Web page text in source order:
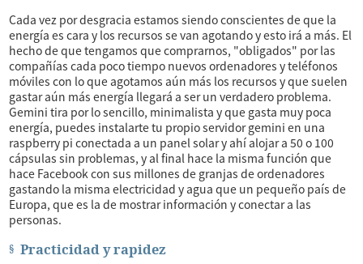
Cada vez por desgracia estamos siendo conscientes de que la
energía es cara y los recursos se van agotando y esto irá a más. El
hecho de que tengamos que comprarnos, "obligados" por las
compañías cada poco tiempo nuevos ordenadores y teléfonos
móviles con lo que agotamos aún más los recursos y que suelen
gastar aún más energía llegará a ser un verdadero problema.
Gemini tira por lo sencillo, minimalista y que gasta muy poca
energía, puedes instalarte tu propio servidor gemini en una
raspberry pi conectada a un panel solar y ahí alojar a 50 o 100
cápsulas sin problemas, y al final hace la misma función que
hace Facebook con sus millones de granjas de ordenadores
gastando la misma electricidad y agua que un pequeño país de
Europa, que es la de mostrar información y conectar a las
personas.
Practicidad y rapidez